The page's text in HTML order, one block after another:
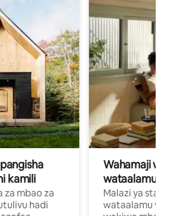
kamili
za mbao za
hadi
Wahamaji
wataalamu
Malazi ya
wataalamu